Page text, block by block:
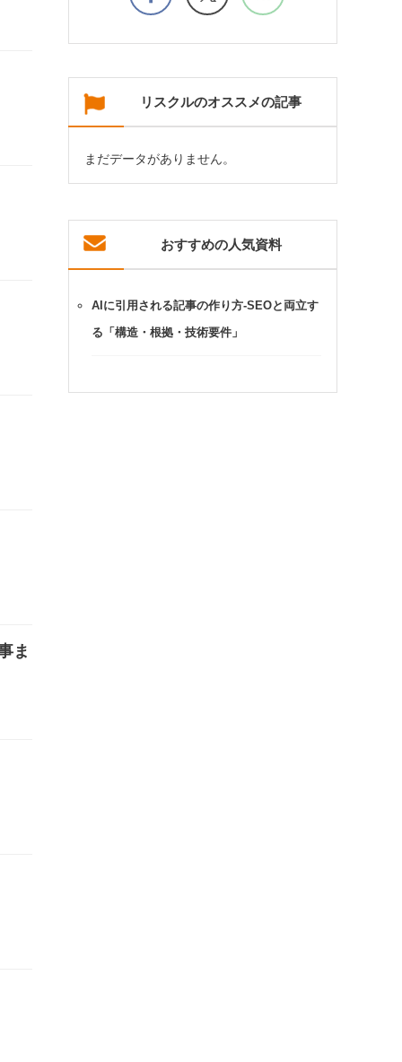
ま
リスクルのオススメの記事
まだデータがありません。
おすすめの人気資料
AIに引用される記事の作り方-SEOと両立す
る「構造・根拠・技術要件」